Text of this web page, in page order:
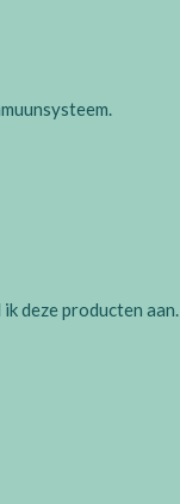
deze producten aan.